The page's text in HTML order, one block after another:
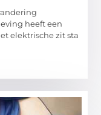
heeft een
elektrische zit sta